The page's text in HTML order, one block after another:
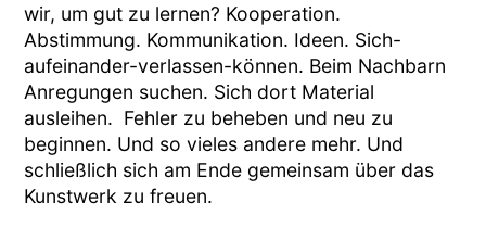
wir, um gut zu lernen? Kooperation.
Abstimmung. Kommunikation. Ideen. Sich-
aufeinander-verlassen-können. Beim Nachbarn
Anregungen suchen. Sich dort Material
ausleihen. Fehler zu beheben und neu zu
beginnen. Und so vieles andere mehr. Und
schließlich sich am Ende gemeinsam über das
Kunstwerk zu freuen.